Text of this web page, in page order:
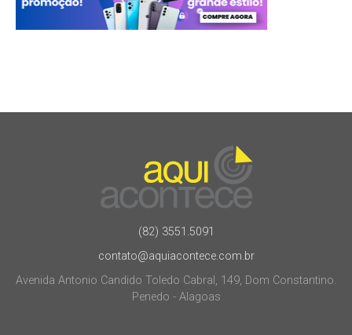
(82) 3551.5091
contato@aquiacontece.com.br
Avenida Antonio Candido Toledo Cabral, 149, Dom Constantino.
Penedo - Alagoas